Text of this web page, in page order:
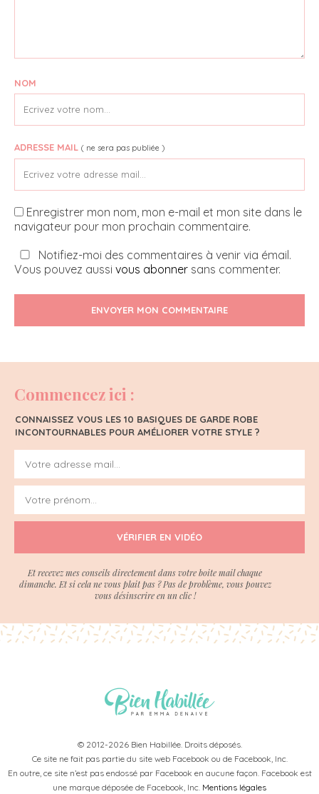
NOM
ADRESSE MAIL ( ne sera pas publiée )
Enregistrer mon nom, mon e-mail et mon site dans le
navigateur pour mon prochain commentaire.
Notifiez-moi des commentaires à venir via émail.
Vous pouvez aussi vous abonner sans commenter.
ENVOYER MON COMMENTAIRE
Commencez ici :
CONNAISSEZ VOUS LES 10 BASIQUES DE GARDE ROBE
INCONTOURNABLES POUR AMÉLIORER VOTRE STYLE ?
VÉRIFIER EN VIDÉO
Et recevez mes conseils directement dans votre boite mail chaque
dimanche. Et si cela ne vous plait pas ? Pas de problème, vous pouvez
vous désinscrire en un clic !
© 2012-2026 Bien Habillée. Droits déposés.
Ce site ne fait pas partie du site web Facebook ou de Facebook, Inc.
En outre, ce site n’est pas endossé par Facebook en aucune façon. Facebook est
une marque déposée de Facebook, Inc. Mentions légales